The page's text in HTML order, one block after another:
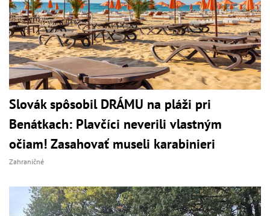
Slovák spôsobil DRÁMU na pláži pri
Benátkach: Plavčíci neverili vlastným
očiam! Zasahovať museli karabinieri
Zahraničné